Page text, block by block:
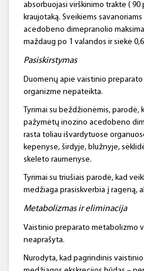
absorbuojasi virškinimo trakte (
kraujotaką. Sveikiems
acedobeno dimepranolio
maždaug po 1 valandos ir siekė
Pasiskirstymas
Duomenų apie vaistinio
organizme nepateikta.
Tyrimai su beždžionėmis, parodė,
pažymėtų inozino acedobeno
rasta toliau išvardytuose
kepenyse, širdyje, blužnyje,
skeleto raumenyse.
Tyrimai su triušiais parodė, kad
medžiaga prasiskverbia į rageną,
Metabolizmas ir eliminacija
Vaistinio preparato metabolizmo
neaprašyta.
Nurodyta, kad pagrindinis